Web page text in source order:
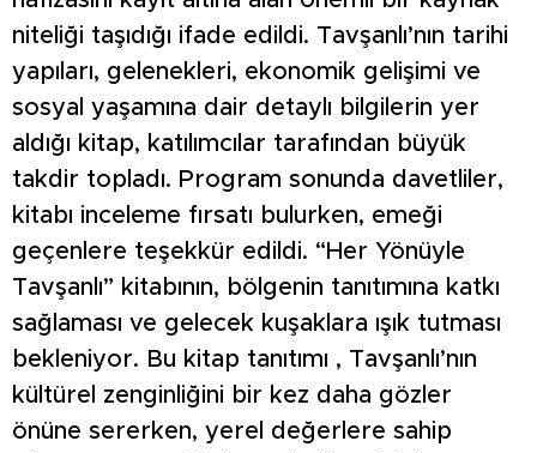
niteliği taşıdığı ifade edildi. Tavşanlı’nın tarihi
yapıları, gelenekleri, ekonomik gelişimi ve
sosyal yaşamına dair detaylı bilgilerin yer
aldığı kitap, katılımcılar tarafından büyük
takdir topladı. Program sonunda davetliler,
kitabı inceleme fırsatı bulurken, emeği
geçenlere teşekkür edildi. “Her Yönüyle
Tavşanlı” kitabının, bölgenin tanıtımına katkı
sağlaması ve gelecek kuşaklara ışık tutması
bekleniyor. Bu kitap tanıtımı , Tavşanlı’nın
kültürel zenginliğini bir kez daha gözler
önüne sererken, yerel değerlere sahip